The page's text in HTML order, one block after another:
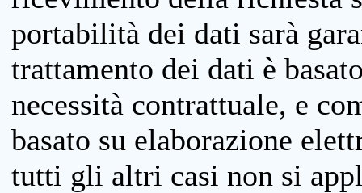
portabilità dei dati sarà
trattamento dei dati è
necessità contrattuale, e
basato su elaborazione
tutti gli altri casi non si